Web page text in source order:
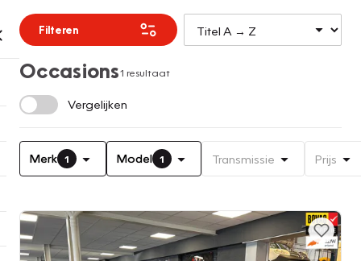
Filteren
Occasions1 resultaat
Vergelijken
Merk 1 Model 1 Transmissie Prijs